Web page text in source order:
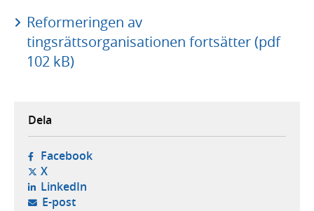
Reformeringen av
tingsrättsorganisationen fortsätter (pdf
102 kB)
Dela
Facebook- öppnas i ny flik, extern webbplats,
X- öppnas i ny flik, extern webbplats,
LinkedIn- öppnas i ny flik, extern webbplats,
E-post- öppnar din e-postklient,